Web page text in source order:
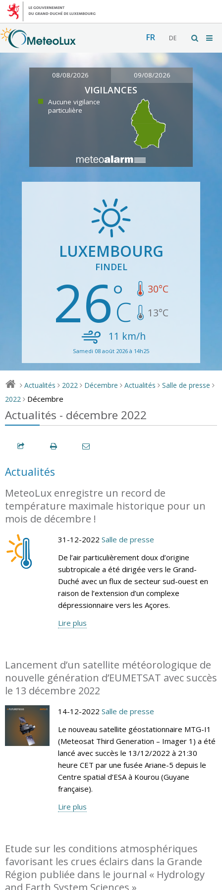
FR DE
08/08/2026 09/08/2026
VIGILANCES
Aucune vigilance
particulière
LUXEMBOURG
FINDEL
26 30°C
13°C
11 km/h
Samedi 08 août 2026 à 14h25
> Actualités > 2022 > Décembre > Actualités > Salle de presse >
2022 > Décembre
Actualités - décembre 2022
Actualités
MeteoLux enregistre un record de
température maximale historique pour un
mois de décembre !
31-12-2022 Salle de presse
De l’air particulièrement doux d’origine
subtropicale a été dirigée vers le Grand-
Duché avec un flux de secteur sud-ouest en
raison de l’extension d’un complexe
dépressionnaire vers les Açores.
Lire plus
Lancement d’un satellite météorologique de
nouvelle génération d’EUMETSAT avec succès
le 13 décembre 2022
14-12-2022 Salle de presse
Le nouveau satellite géostationnaire MTG-I1
(Meteosat Third Generation – Imager 1) a été
lancé avec succès le 13/12/2022 à 21:30
heure CET par une fusée Ariane-5 depuis le
Centre spatial d’ESA à Kourou (Guyane
française).
Lire plus
Etude sur les conditions atmosphériques
favorisant les crues éclairs dans la Grande
Région publiée dans le journal « Hydrology
and Earth System Sciences »